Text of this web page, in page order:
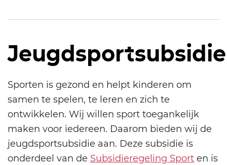
Jeugdsportsubsidie
Sporten is gezond en helpt kinderen om
samen te spelen, te leren en zich te
ontwikkelen. Wij willen sport toegankelijk
maken voor iedereen. Daarom bieden wij de
jeugdsportsubsidie aan. Deze subsidie is
onderdeel van de Subsidieregeling Sport en is